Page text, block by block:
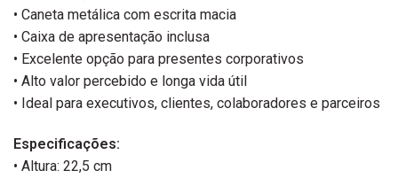
• Caneta metálica com escrita macia
• Caixa de apresentação inclusa
• Excelente opção para presentes corporativos
• Alto valor percebido e longa vida útil
• Ideal para executivos, clientes, colaboradores e parceiros
Especificações:
• Altura: 22,5 cm